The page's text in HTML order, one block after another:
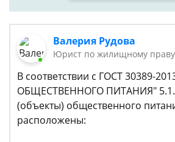
Валерия Рудова
Юрист по жилищному праву
В соответствии с ГОСТ 30389-
ОБЩЕСТВЕННОГО ПИТАНИЯ" 5.1.
(объекты) общественного
расположены: